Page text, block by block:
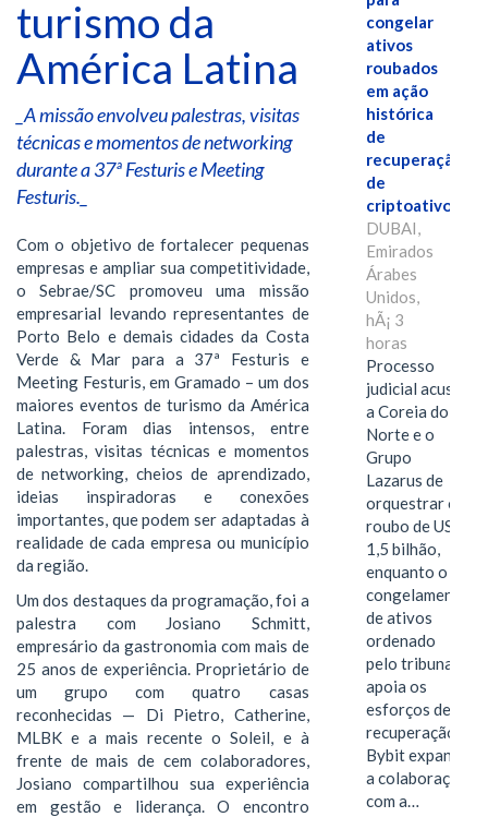
turismo da
América Latina
_A missão envolveu palestras, visitas
técnicas e momentos de networking
durante a 37ª Festuris e Meeting
Festuris._
Com o objetivo de fortalecer pequenas
empresas e ampliar sua competitividade,
o Sebrae/SC promoveu uma missão
empresarial levando representantes de
Porto Belo e demais cidades da Costa
Verde & Mar para a 37ª Festuris e
Meeting Festuris, em Gramado – um dos
maiores eventos de turismo da América
Latina. Foram dias intensos, entre
palestras, visitas técnicas e momentos
de networking, cheios de aprendizado,
ideias inspiradoras e conexões
importantes, que podem ser adaptadas à
realidade de cada empresa ou município
da região.
Um dos destaques da programação, foi a
palestra com Josiano Schmitt,
empresário da gastronomia com mais de
25 anos de experiência. Proprietário de
um grupo com quatro casas
reconhecidas — Di Pietro, Catherine,
MLBK e a mais recente o Soleil, e à
frente de mais de cem colaboradores,
Josiano compartilhou sua experiência
em gestão e liderança. O encontro
congelar
ativos
roubados
em ação
histórica
de
recuperação
de
criptoativos
DUBAI,
Emirados
Árabes
Unidos,
hÃ¡ 3
horas
Processo
judicial acusa
a Coreia do
Norte e o
Grupo
Lazarus de
orquestrar o
roubo de US$
1,5 bilhão,
enquanto o
congelamento
de ativos
ordenado
pelo tribunal
apoia os
esforços de
recuperação e
Bybit expande
a colaboração
com a…